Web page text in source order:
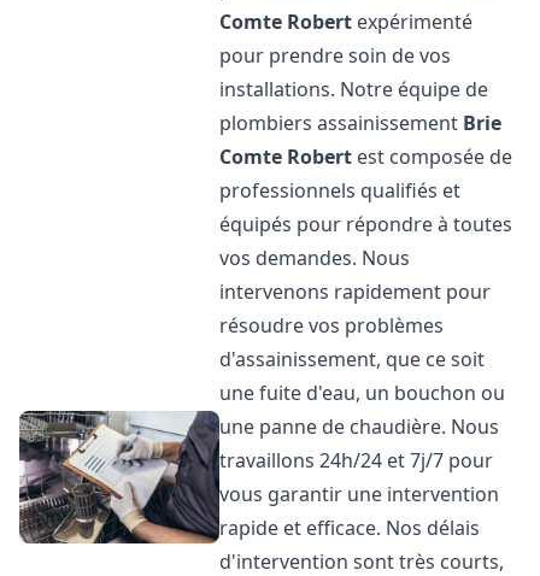
Comte Robert expérimenté
pour prendre soin de vos
installations. Notre équipe de
plombiers assainissement Brie
Comte Robert est composée de
professionnels qualifiés et
équipés pour répondre à toutes
vos demandes. Nous
intervenons rapidement pour
résoudre vos problèmes
d'assainissement, que ce soit
une fuite d'eau, un bouchon ou
une panne de chaudière. Nous
travaillons 24h/24 et 7j/7 pour
vous garantir une intervention
rapide et efficace. Nos délais
d'intervention sont très courts,